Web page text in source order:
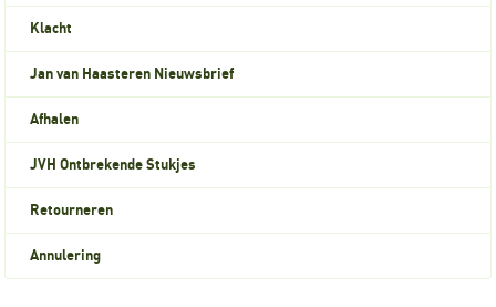
Klacht
Jan van Haasteren Nieuwsbrief
Afhalen
JVH Ontbrekende Stukjes
Retourneren
Annulering